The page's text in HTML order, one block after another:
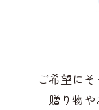
ご希望に
贈り物や